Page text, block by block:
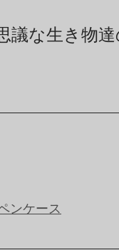
な生き物達
ンケース